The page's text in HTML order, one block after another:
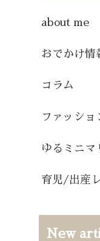
about me
おでかけ情
コラム
ファッショ
ゆるミニ
育児/出産
New